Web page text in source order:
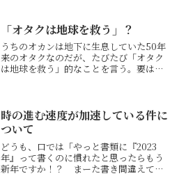
まで辿り着きますのでよろしくお願いし
ます。頒布情...
「オタクは地球を救う」？
うちのオカンは地下に生息していた50年
来のオタクなのだが、たびたび「オタク
は地球を救う」的なことを言う。要は
だけど、本当にそうか？ ...
時の進む速度が加速している件に
ついて
どうも、口では「やっと書類に『2023
年』って書くのに慣れたと思ったらもう
新年ですか！？ まーた書き間違えてま